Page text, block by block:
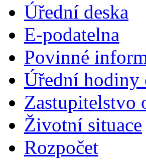
Úřední deska
E-podatelna
Povinné
Úřední hodiny
Zastupitelstvo
Životní situace
Rozpočet